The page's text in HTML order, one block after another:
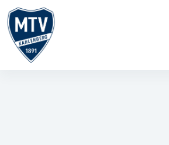
Inhalt
springen